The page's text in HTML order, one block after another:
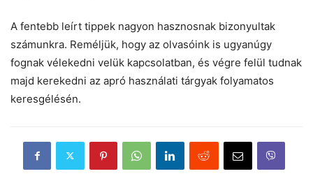
A fentebb leírt tippek nagyon hasznosnak bizonyultak
számunkra. Reméljük, hogy az olvasóink is ugyanúgy
fognak vélekedni velük kapcsolatban, és végre felül tudnak
majd kerekedni az apró használati tárgyak folyamatos
keresgélésén.